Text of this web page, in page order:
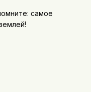
самое